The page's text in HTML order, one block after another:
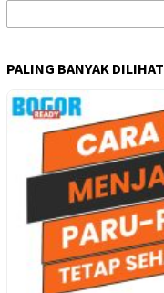
PALING BANYAK DILIHAT